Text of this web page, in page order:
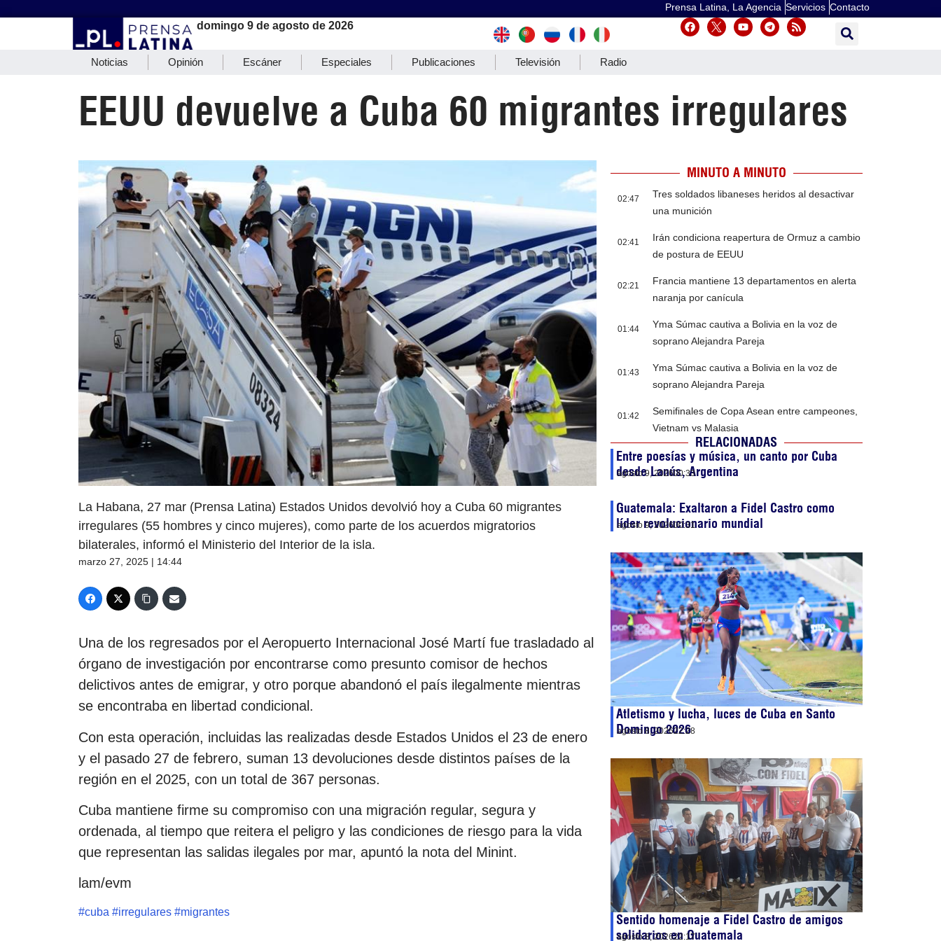
Prensa Latina, La Agencia Servicios Contacto
domingo 9 de agosto de 2026
Noticias Opinión Escáner Especiales Publicaciones Televisión Radio
EEUU devuelve a Cuba 60 migrantes irregulares
La Habana, 27 mar (Prensa Latina) Estados Unidos devolvió hoy a Cuba 60 migrantes
irregulares (55 hombres y cinco mujeres), como parte de los acuerdos migratorios
bilaterales, informó el Ministerio del Interior de la isla.
marzo 27, 2025 | 14:44
Una de los regresados por el Aeropuerto Internacional José Martí fue trasladado al
órgano de investigación por encontrarse como presunto comisor de hechos
delictivos antes de emigrar, y otro porque abandonó el país ilegalmente mientras
se encontraba en libertad condicional.
Con esta operación, incluidas las realizadas desde Estados Unidos el 23 de enero
y el pasado 27 de febrero, suman 13 devoluciones desde distintos países de la
región en el 2025, con un total de 367 personas.
Cuba mantiene firme su compromiso con una migración regular, segura y
ordenada, al tiempo que reitera el peligro y las condiciones de riesgo para la vida
que representan las salidas ilegales por mar, apuntó la nota del Minint.
lam/evm
#cuba #irregulares #migrantes
MINUTO A MINUTO
02:47
Tres soldados libaneses heridos al desactivar
una munición
02:41
Irán condiciona reapertura de Ormuz a cambio
de postura de EEUU
02:21
Francia mantiene 13 departamentos en alerta
naranja por canícula
01:44
Yma Súmac cautiva a Bolivia en la voz de
soprano Alejandra Pareja
01:43
Yma Súmac cautiva a Bolivia en la voz de
soprano Alejandra Pareja
01:42
Semifinales de Copa Asean entre campeones,
Vietnam vs Malasia
RELACIONADAS
Entre poesías y música, un canto por Cuba
desde Lanús, Argentina
agosto 9, 202600:33
Guatemala: Exaltaron a Fidel Castro como
líder revolucionario mundial
agosto 9, 202600:31
Atletismo y lucha, luces de Cuba en Santo
Domingo 2026
agosto 8, 202622:28
Sentido homenaje a Fidel Castro de amigos
solidarios en Guatemala
agosto 8, 202622:17